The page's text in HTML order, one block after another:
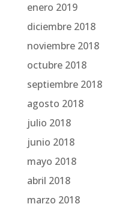
enero 2019
diciembre 2018
noviembre 2018
octubre 2018
septiembre 2018
agosto 2018
julio 2018
junio 2018
mayo 2018
abril 2018
marzo 2018